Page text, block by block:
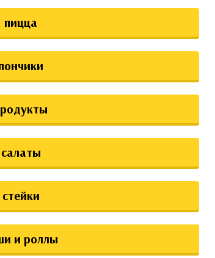
пицца
салаты
стейки
и роллы